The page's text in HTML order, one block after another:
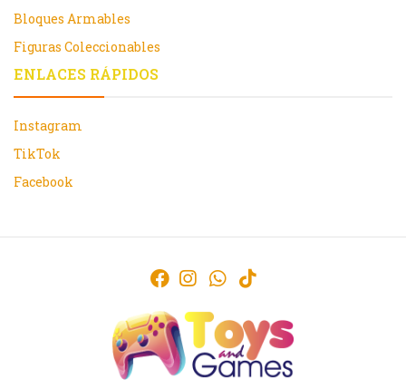
Bloques Armables
Figuras Coleccionables
ENLACES RÁPIDOS
Instagram
TikTok
Facebook